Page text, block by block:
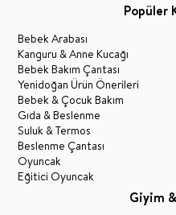
Popüler
Bebek Arabası
Kanguru & Anne Kucağı
Bebek Bakım Çantası
Yenidoğan Ürün Önerileri
Bebek & Çocuk Bakım
Gıda & Beslenme
Suluk & Termos
Beslenme Çantası
Oyuncak
Eğitici Oyuncak
Giyim